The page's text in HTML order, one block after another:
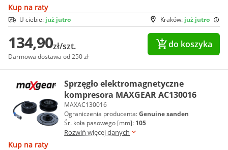
Kup na raty
Kraków: już jutro
U ciebie: już jutro
134,90zł/szt.
Darmowa dostawa od 250 zł
do koszyka
Sprzęgło elektromagnetyczne
kompresora MAXGEAR AC130016
MAXAC130016
Ograniczenia producenta:Genuine sanden
Śr. koła pasowego [mm]: 105
Rozwiń więcej danych
Kup na raty